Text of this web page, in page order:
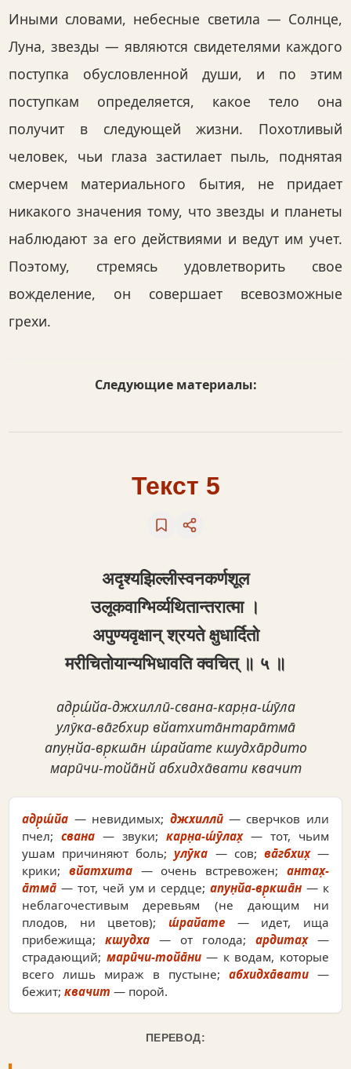
Иными словами, небесные светила — Солнце,
Луна, звезды — являются свидетелями каждого
поступка обусловленной души, и по этим
поступкам определяется, какое тело она
получит в следующей жизни. Похотливый
человек, чьи глаза застилает пыль, поднятая
смерчем материального бытия, не придает
никакого значения тому, что звезды и планеты
наблюдают за его действиями и ведут им учет.
Поэтому, стремясь удовлетворить свое
вожделение, он совершает всевозможные
грехи.
Следующие материалы:
Текст 5
अद‍ृश्यझिल्लीस्वनकर्णशूल
उलूकवाग्भिर्व्यथितान्तरात्मा ।
अपुण्यवृक्षान् श्रयते क्षुधार्दितो
मरीचितोयान्यभिधावति क्‍वचित् ॥ ५ ॥
адр̣ш́йа-джхиллӣ-свана-карн̣а-ш́ӯла
улӯка-ва̄гбхир вйатхита̄нтара̄тма̄
апун̣йа-вр̣кша̄н ш́райате кшудха̄рдито
марӣчи-тойа̄нй абхидха̄вати квачит
адр̣ш́йа — невидимых; джхиллӣ— сверчков или
пчел;свана — звуки; карн̣а-ш́ӯлах̣— тот, чьим
ушам причиняют боль;улӯка — сов; ва̄гбхих̣—
крики; вйатхита— очень встревожен; антах̣-
а̄тма̄ — тот, чей ум и сердце;апун̣йа-вр̣кша̄н — к
неблагочестивым деревьям (не дающим ни
плодов, ни цветов); ш́райате — идет, ища
прибежища;кшудха — от голода; ардитах̣—
страдающий; марӣчи-тойа̄ни— к водам, которые
всего лишь мираж в пустыне; абхидха̄вати—
бежит;квачит — порой.
ПЕРЕВОД: